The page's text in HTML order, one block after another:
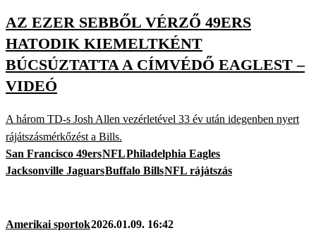
AZ EZER SEBBŐL VÉRZŐ 49ERS
HATODIK KIEMELTKÉNT
BÚCSÚZTATTA A CÍMVÉDŐ EAGLEST –
VIDEÓ
A három TD-s Josh Allen vezérletével 33 év után idegenben nyert
rájátszásmérkőzést a Bills.
San Francisco 49ersNFLPhiladelphia Eagles
Jacksonville JaguarsBuffalo BillsNFL rájátszás
Amerikai sportok2026.01.09. 16:42